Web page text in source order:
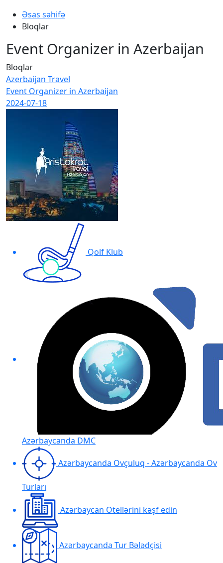
Əsas səhifə
Bloqlar
Event Organizer in Azerbaijan
Bloqlar
Azerbaijan Travel
Event Organizer in Azerbaijan
2024-07-18
Qolf Klub
Azərbaycanda DMC
Azərbaycanda Ovçuluq - Azərbaycanda Ov
Turları
Azərbaycan Otellərini kəşf edin
Azərbaycanda Tur Bələdçisi